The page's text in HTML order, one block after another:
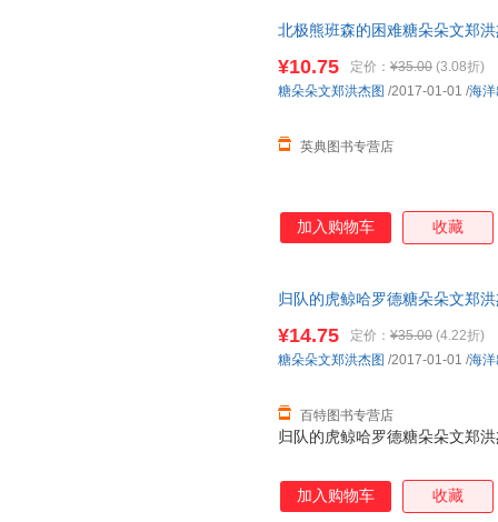
北极熊班森的困难糖朵朵文郑洪
¥10.75 定价： ¥35.00 (3.08折)
英典图书专营店
糖朵朵文郑洪杰图 /2017-01-01 /海
加入购物车 收藏
归队的虎鲸哈罗德糖朵朵文郑
归队的虎鲸哈罗德糖朵朵文郑
¥14.75 定价： ¥35.00 (4.22折)
百特图书专营店
糖朵朵文郑洪杰图 /2017-01-01 /海
加入购物车 收藏